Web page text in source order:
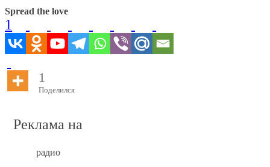
Spread the love
1
1
Поделился
Реклама на
радио